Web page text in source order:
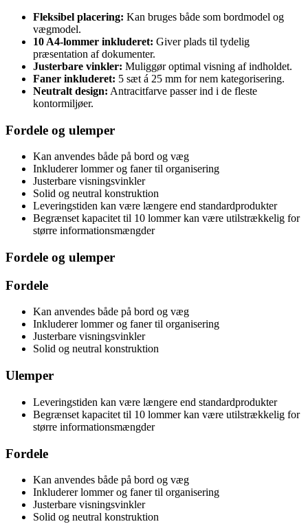
Fleksibel placering: Kan bruges både som bordmodel og
vægmodel.
10 A4-lommer inkluderet: Giver plads til tydelig
præsentation af dokumenter.
Justerbare vinkler: Muliggør optimal visning af indholdet.
Faner inkluderet: 5 sæt á 25 mm for nem kategorisering.
Neutralt design: Antracitfarve passer ind i de fleste
kontormiljøer.
Fordele og ulemper
Kan anvendes både på bord og væg
Inkluderer lommer og faner til organisering
Justerbare visningsvinkler
Solid og neutral konstruktion
Leveringstiden kan være længere end standardprodukter
Begrænset kapacitet til 10 lommer kan være utilstrækkelig for
større informationsmængder
Fordele og ulemper
Fordele
Kan anvendes både på bord og væg
Inkluderer lommer og faner til organisering
Justerbare visningsvinkler
Solid og neutral konstruktion
Ulemper
Leveringstiden kan være længere end standardprodukter
Begrænset kapacitet til 10 lommer kan være utilstrækkelig for
større informationsmængder
Fordele
Kan anvendes både på bord og væg
Inkluderer lommer og faner til organisering
Justerbare visningsvinkler
Solid og neutral konstruktion